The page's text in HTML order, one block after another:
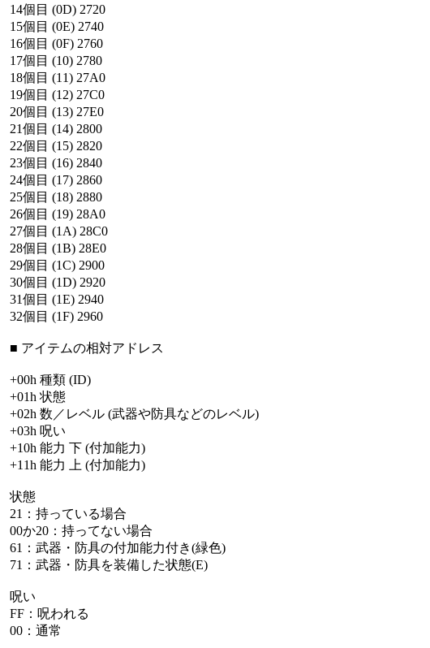
14個目 (0D) 2720
15個目 (0E) 2740
16個目 (0F) 2760
17個目 (10) 2780
18個目 (11) 27A0
19個目 (12) 27C0
20個目 (13) 27E0
21個目 (14) 2800
22個目 (15) 2820
23個目 (16) 2840
24個目 (17) 2860
25個目 (18) 2880
26個目 (19) 28A0
27個目 (1A) 28C0
28個目 (1B) 28E0
29個目 (1C) 2900
30個目 (1D) 2920
31個目 (1E) 2940
32個目 (1F) 2960
■ アイテムの相対アドレス
+00h 種類 (ID)
+01h 状態
+02h 数／レベル (武器や防具などのレベル)
+03h 呪い
+10h 能力 下 (付加能力)
+11h 能力 上 (付加能力)
状態
21：持っている場合
00か20：持ってない場合
61：武器・防具の付加能力付き(緑色)
71：武器・防具を装備した状態(E)
呪い
FF：呪われる
00：通常